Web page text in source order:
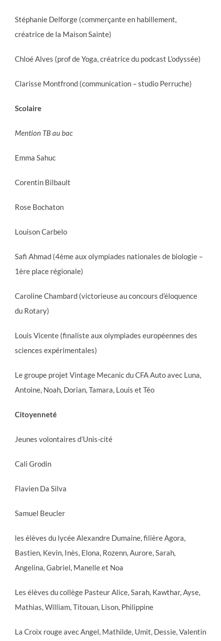
Stéphanie Delforge (commerçante en habillement,
créatrice de la Maison Sainte)
Chloé Alves (prof de Yoga, créatrice du podcast L’odyssée)
Clarisse Montfrond (communication – studio Perruche)
Scolaire
Mention TB au bac
Emma Sahuc
Corentin Bilbault
Rose Bochaton
Louison Carbelo
Safi Ahmad (4ème aux olympiades nationales de biologie –
1ère place régionale)
Caroline Chambard (victorieuse au concours d’éloquence
du Rotary)
Louis Vicente (finaliste aux olympiades européennes des
sciences expérimentales)
Le groupe projet Vintage Mecanic du CFA Auto avec Luna,
Antoine, Noah, Dorian, Tamara, Louis et Téo
Citoyenneté
Jeunes volontaires d’Unis-cité
Cali Grodin
Flavien Da Silva
Samuel Beucler
les élèves du lycée Alexandre Dumaine, filière Agora,
Bastien, Kevin, Inès, Elona, Rozenn, Aurore, Sarah,
Angelina, Gabriel, Manelle et Noa
Les élèves du collège Pasteur Alice, Sarah, Kawthar, Ayse,
Mathias, William, Titouan, Lison, Philippine
La Croix rouge avec Angel, Mathilde, Umit, Dessie, Valentin